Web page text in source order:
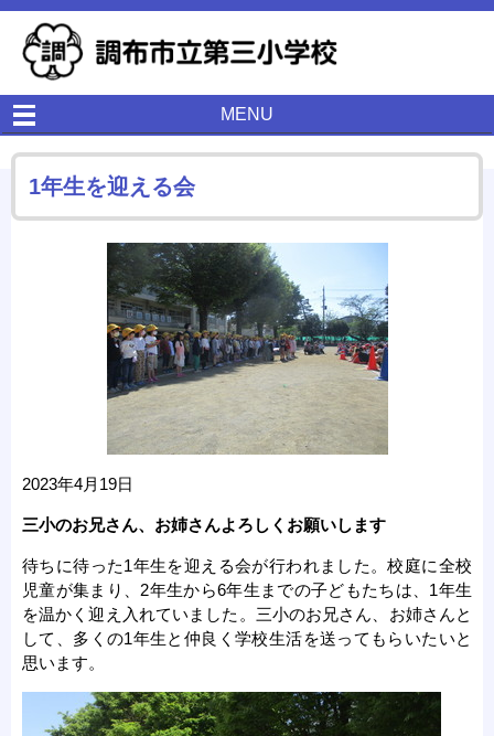
MENU
1年生を迎える会
2023年4月19日
三小のお兄さん、お姉さんよろしくお願いします
待ちに待った1年生を迎える会が行われました。校庭に全校
児童が集まり、2年生から6年生までの子どもたちは、1年生
を温かく迎え入れていました。三小のお兄さん、お姉さんと
して、多くの1年生と仲良く学校生活を送ってもらいたいと
思います。